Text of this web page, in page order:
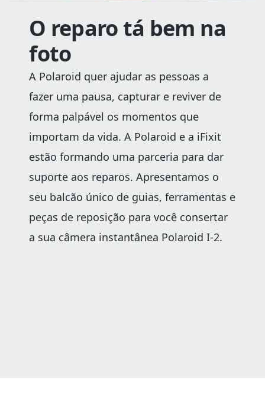
O reparo tá bem na
foto
A Polaroid quer ajudar as pessoas a
fazer uma pausa, capturar e reviver de
forma palpável os momentos que
importam da vida. A Polaroid e a iFixit
estão formando uma parceria para dar
suporte aos reparos. Apresentamos o
seu balcão único de guias, ferramentas e
peças de reposição para você consertar
a sua câmera instantânea Polaroid I-2.